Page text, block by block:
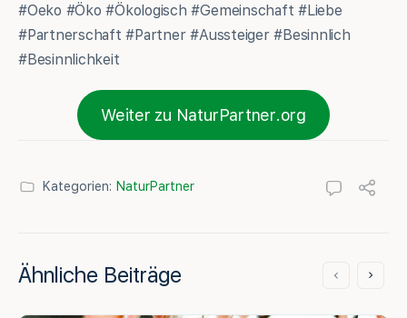
#Oeko #Öko #Ökologisch #Gemeinschaft #Liebe
#Partnerschaft #Partner #Aussteiger #Besinnlich
#Besinnlichkeit
Weiter zu NaturPartner.org
Kategorien: NaturPartner
Ähnliche Beiträge